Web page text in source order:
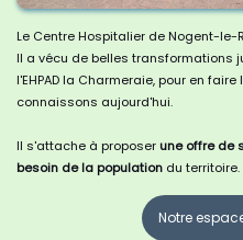
Le Centre Hospitalier de Nogent-le-
Il a vécu de belles transformations
l'EHPAD la Charmeraie, pour en
connaissons aujourd'hui.
Il s'attache à proposer une offre de
besoin de la population du territoire.
Notre